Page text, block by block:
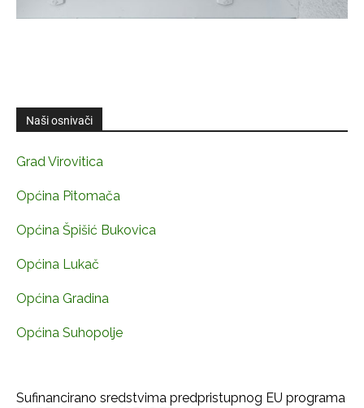
Naši osnivači
Grad Virovitica
Općina Pitomača
Općina Špišić Bukovica
Općina Lukač
Općina Gradina
Općina Suhopolje
Sufinancirano sredstvima predpristupnog EU programa